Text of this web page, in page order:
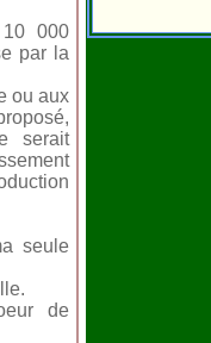
000
par la
ou aux
serait
seule
de